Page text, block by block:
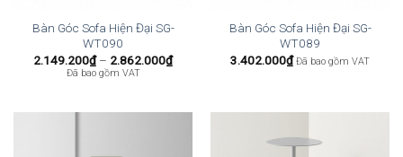
Bàn Góc Sofa Hiện Đại SG-
WT090
2.149.200₫ – 2.862.000₫Khoảng
giá:
Đã bao gồm VAT
Bàn Góc Sofa Hiện Đại SG-
WT089
3.402.000₫ Đã bao gồm VAT